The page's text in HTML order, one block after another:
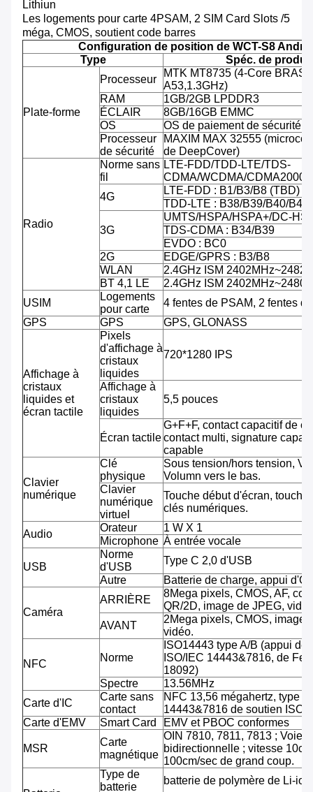
Lithiun
Les logements pour carte 4PSAM, 2 SIM Card Slots /5
méga, CMOS, soutient code barres
Configuration de position de WCT-S8
Type
Spéc. de produit
Plate-forme
Processeur
MTK MT8735 (4-Core BRAS
A53,1.3GHz)
RAM
1GB/2GB LPDDR3
ÉCLAIR
8GB/16GB EMMC
OS
OS de paiement de sécurité
Processeur
de sécurité
MAXIM MAX 32555
de DeepCover)
Radio
Norme sans
fil
LTE-FDD/TDD-LTE/TDS-
CDMA/WCDMA/CDMA2000/
4G
LTE-FDD : B1/B3/B8 (TBD)
TDD-LTE : B38/B39/B40/B41
3G
UMTS/HSPA/HSPA+/DC-
TDS-CDMA : B34/B39
EVDO : BC0
2G
EDGE/GPRS : B3/B8
WLAN
2.4GHz ISM
BT 4,1 LE
2.4GHz ISM
USIM
Logements
pour carte
4 fentes de PSAM, 2 fentes
GPS
GPS GPS, GLONASS
Affichage à
cristaux
liquides et
écran tactile
Pixels
d'affichage à
cristaux
liquides
720*1280 IPS
Affichage à
cristaux
liquides
5,5 pouces
Écran tactile
G+F+F, contact capacitif de
contact multi, signature
capable
Clavier
numérique
Clé
physique
Sous tension/hors tension,
Volumn vers le bas.
Clavier
numérique
virtuel
Touche début d'écran, touche
clés numériques.
Audio
Orateur
1 W X 1
Microphone À entrée vocale
USB
Norme
d'USB
Type C 2,0 d'USB
Autre
Batterie de charge, appui
Caméra
ARRIÈRE
8Mega pixels, CMOS, AF,
QR/2D, image de JPEG,
AVANT
2Mega pixels, CMOS, image
vidéo.
NFC
Norme
ISO14443 type A/B (appui de
ISO/IEC 14443&7816, de
18092)
Spectre
13.56MHz
Carte d'IC
Carte sans
contact
NFC 13,56 mégahertz, type
14443&7816 de soutien ISO/
Carte d'EMV
Smart Card EMV et PBOC conformes
MSR
Carte
magnétique
OIN 7810, 7811, 7813 ; Voie
bidirectionnelle ; vitesse
100cm/sec de grand coup.
Type de
batterie
batterie de polymère de Li-ion